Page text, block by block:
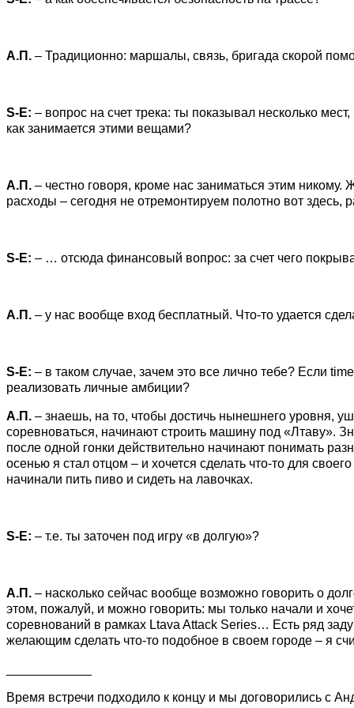
А.П. – Традиционно: маршалы, связь, бригада скорой
S-E: – вопрос на счет трека: ты показывал несколько
как занимается этими вещами?
А.П. – честно говоря, кроме нас заниматься этим
расходы – сегодня не отремонтируем полотно вот
S-E: – … отсюда финансовый вопрос: за счет чего
А.П. – у нас вообще вход бесплатный. Что-то удается
S-E: – в таком случае, зачем это все лично тебе? Если
реализовать личные амбиции?
А.П. – знаешь, на то, чтобы достичь нынешнего уровня,
соревноваться, начинают строить машину под «Лтаву».
после одной гонки действительно начинают понимать
осенью я стал отцом – и хочется сделать что-то для
начинали пить пиво и сидеть на лавочках.
S-E: – т.е. ты заточен под игру «в долгую»?
А.П. – насколько сейчас вообще возможно говорить о
этом, пожалуй, и можно говорить: мы только начали и
соревнований в рамках Ltava Attack Series… Есть ряд
желающим сделать что-то подобное в своем городе – я
Время встречи подходило к концу и мы договорились с